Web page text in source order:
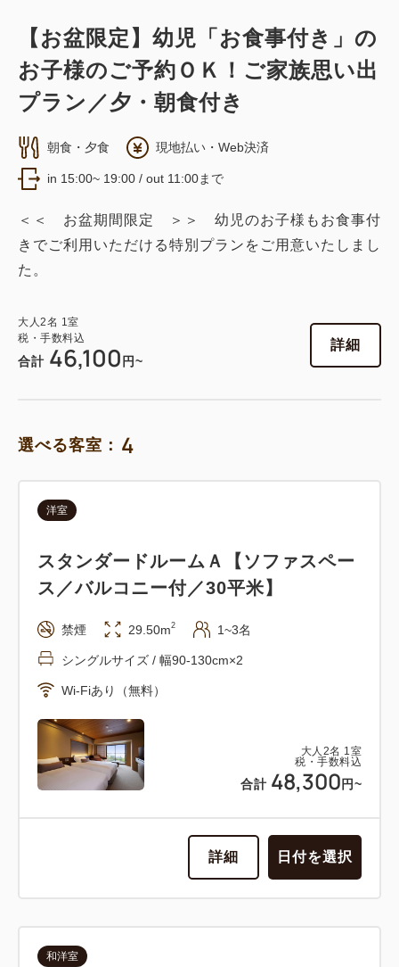
【お盆限定】幼児「お食事付き」の
お子様のご予約ＯＫ！ご家族思い出
プラン／夕・朝食付き
朝食・夕食 現地払い・Web決済
in 15:00~ 19:00 / out 11:00まで
＜＜ お盆期間限定 ＞＞ 幼児のお子様もお食事付
きでご利用いただける特別プランをご用意いたしまし
た。
大人 2名 1 室
税・手数料込
合計 46,100 円~
詳細
選べる客室： 4
大人 2名 1 室
税・手数料込
合計 48,300 円~
洋室
スタンダードルームＡ【ソファスペー
ス／バルコニー付／30平米】
禁煙 29.50m2 1~3名
シングルサイズ / 幅90-130cm×2
Wi-Fiあり（無料）
詳細 日付を選択
和洋室